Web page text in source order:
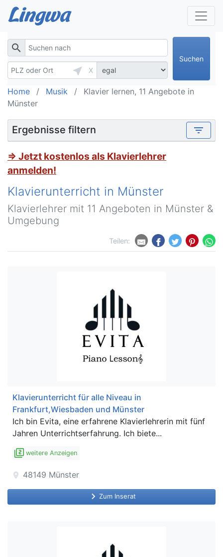
search
near_me
X
Suchen
Home Musik
Klavier lernen, 11 Angebote in
Münster
Ergebnisse filtern filter_list
⇒ Jetzt kostenlos als Klavierlehrer
anmelden!
Klavierunterricht in Münster
Klavierlehrer mit 11 Angeboten in Münster &
Umgebung
Teilen:
Klavierunterricht für alle Niveau in
Frankfurt,Wiesbaden und Münster
Ich bin Evita, eine erfahrene Klavierlehrerin mit fünf
Jahren Unterrichtserfahrung. Ich biete...
filter_2 weitere Anzeigen
location_on 48149 Münster
keyboard_arrow_right Zum Inserat